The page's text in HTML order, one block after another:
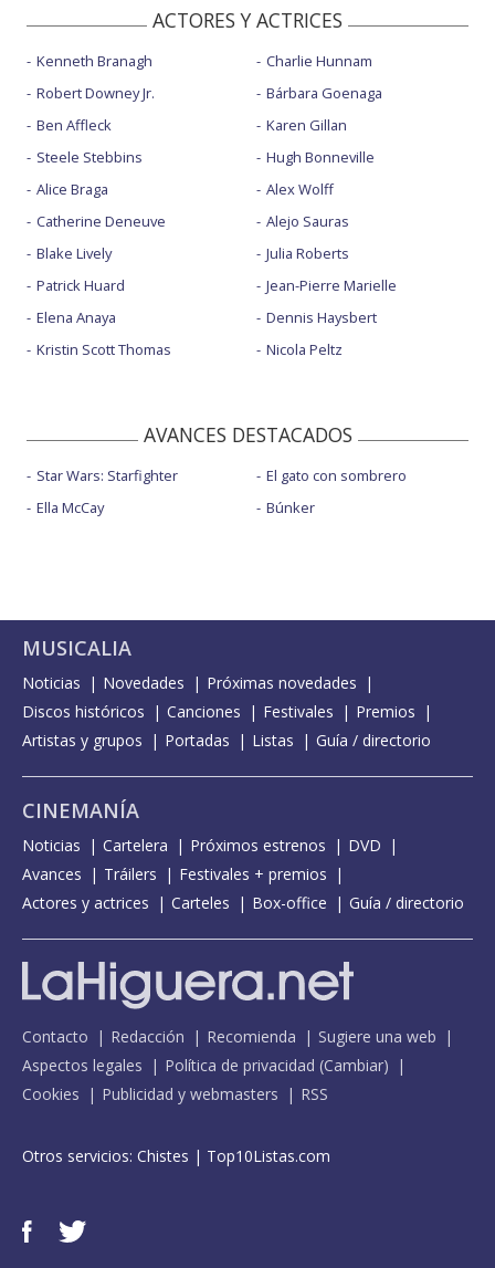
ACTORES Y ACTRICES
Kenneth Branagh
Robert Downey Jr.
Ben Affleck
Steele Stebbins
Alice Braga
Catherine Deneuve
Blake Lively
Patrick Huard
Elena Anaya
Kristin Scott Thomas
Charlie Hunnam
Bárbara Goenaga
Karen Gillan
Hugh Bonneville
Alex Wolff
Alejo Sauras
Julia Roberts
Jean-Pierre Marielle
Dennis Haysbert
Nicola Peltz
AVANCES DESTACADOS
Star Wars: Starfighter
Ella McCay
El gato con sombrero
Búnker
MUSICALIA
Noticias Novedades
Próximas novedades
Discos históricos
Canciones Festivales
Premios
Artistas y grupos
Portadas Listas Guía / directorio
CINEMANÍA
Noticias Cartelera Próximos estrenos
DVD
Avances
Tráilers
Festivales + premios
Actores y actrices
Carteles Box-office Guía / directorio
Contacto Redacción Recomienda
Sugiere una web
Aspectos legales
Política de privacidad (Cambiar)
Cookies
Publicidad y webmasters RSS
Otros servicios: Chistes | Top10Listas.com